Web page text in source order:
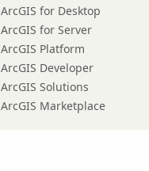
ArcGIS for Desktop
ArcGIS for Server
ArcGIS Platform
ArcGIS Developer
ArcGIS Solutions
ArcGIS Marketplace